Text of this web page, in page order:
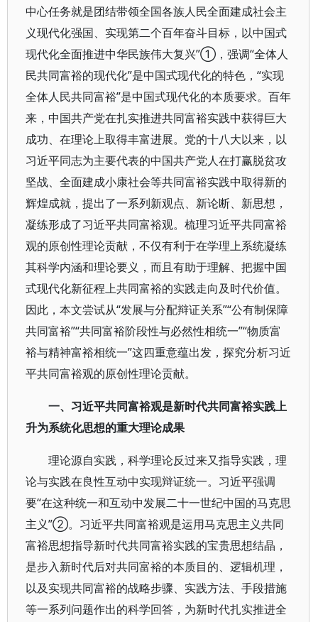
中心任务就是团结带领全国各族人民全面建成社会主
义现代化强国、实现第二个百年奋斗目标，以中国式
现代化全面推进中华民族伟大复兴”①，强调“全体人
民共同富裕的现代化”是中国式现代化的特色，“实现
全体人民共同富裕”是中国式现代化的本质要求。百年
来，中国共产党在扎实推进共同富裕实践中获得巨大
成功、在理论上取得丰富进展。党的十八大以来，以
习近平同志为主要代表的中国共产党人在打赢脱贫攻
坚战、全面建成小康社会等共同富裕实践中取得新的
辉煌成就，提出了一系列新观点、新论断、新思想，
凝练形成了习近平共同富裕观。梳理习近平共同富裕
观的原创性理论贡献，不仅有利于在学理上系统凝练
其科学内涵和理论要义，而且有助于理解、把握中国
式现代化新征程上共同富裕的实践走向及时代价值。
因此，本文尝试从“发展与分配辩证关系”“公有制保障
共同富裕”“共同富裕阶段性与必然性相统一”“物质富
裕与精神富裕相统一”这四重意蕴出发，探究分析习近
平共同富裕观的原创性理论贡献。
一、习近平共同富裕观是新时代共同富裕实践上
升为系统化思想的重大理论成果
理论源自实践，科学理论反过来又指导实践，理
论与实践在良性互动中实现辩证统一。习近平强调
要“在这种统一和互动中发展二十一世纪中国的马克思
主义”②。习近平共同富裕观是运用马克思主义共同
富裕思想指导新时代共同富裕实践的宝贵思想结晶，
是步入新时代后对共同富裕的本质目的、逻辑机理，
以及实现共同富裕的战略步骤、实践方法、手段措施
等一系列问题作出的科学回答，为新时代扎实推进全